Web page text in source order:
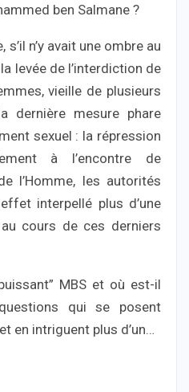
ben Salmane ?
n’y avait une ombre au
levée de l’interdiction de
vieille de plusieurs
dernière mesure phare
sexuel : la répression
à l’encontre de
l’Homme, les autorités
interpellé plus d’une
cours de ces derniers
MBS et où est-il
qui se posent
en intriguent plus d’un…